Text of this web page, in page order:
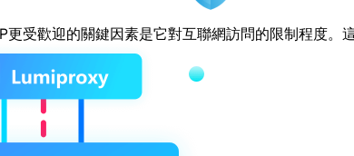
更受歡迎的關鍵因素是它對互聯網訪問的限制程度。